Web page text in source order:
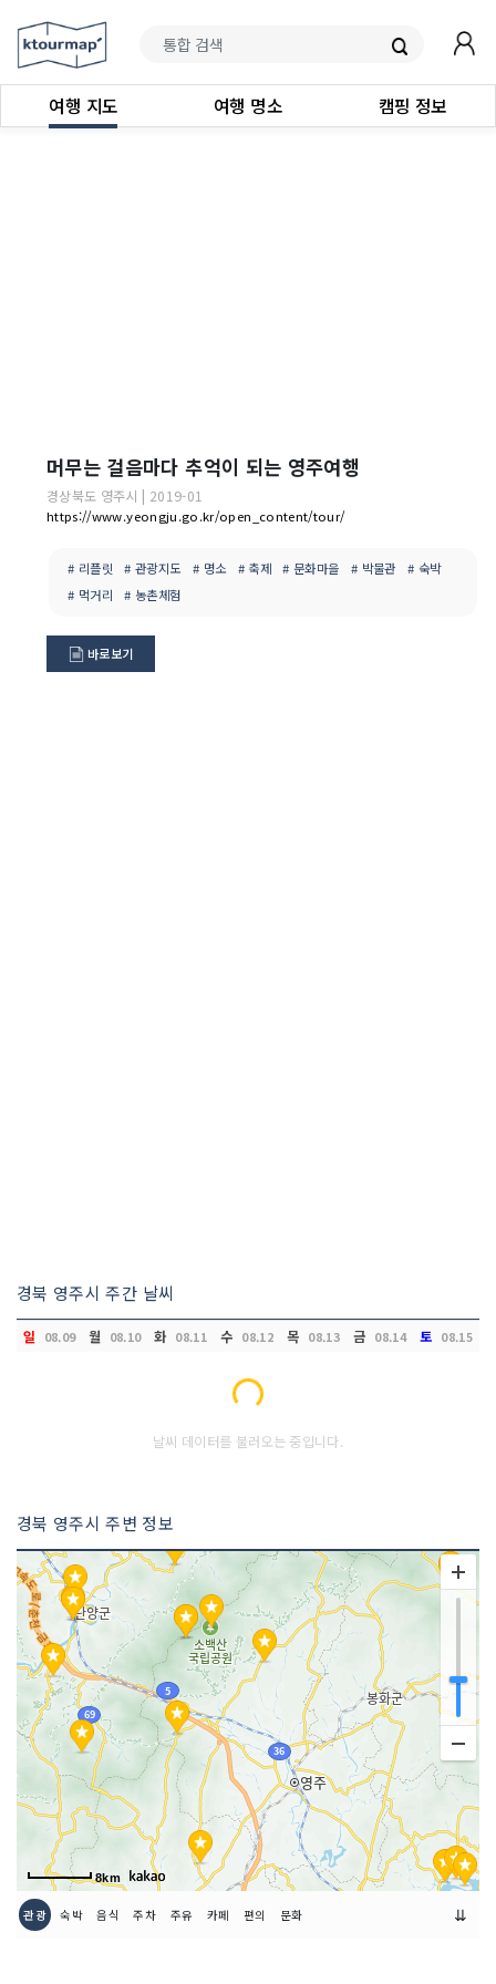
여행 지도 여행 명소 캠핑 정보
머무는 걸음마다 추억이 되는 영주여행
경상북도 영주시 | 2019-01
https://www.yeongju.go.kr/open_content/tour/
# 리플릿 # 관광지도 # 명소 # 축제 # 문화마을 # 박물관
# 숙박
# 먹거리
# 농촌체험
바로보기
경북 영주시 주간 날씨
일 08.09 월 08.10 화 08.11 수 08.12 목 08.13 금 08.14 토 08.15
Loading...
날씨 데이터를 불러오는 중입니다.
경북 영주시 주변 정보
8km
관광 숙박 음식 주차 주유 카페 편의 문화 ⇊